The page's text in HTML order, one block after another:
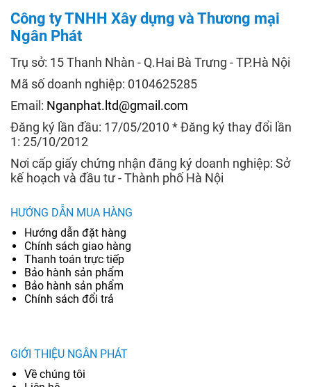
Công ty TNHH Xây dựng và Thương mại
Ngân Phát
Trụ sở: 15 Thanh Nhàn - Q.Hai Bà Trưng - TP.Hà Nội
Mã số doanh nghiệp: 0104625285
Email: Nganphat.ltd@gmail.com
Đăng ký lần đầu: 17/05/2010 * Đăng ký thay đổi lần
1: 25/10/2012
Nơi cấp giấy chứng nhận đăng ký doanh nghiệp: Sở
kế hoạch và đầu tư - Thành phố Hà Nội
HƯỚNG DẪN MUA HÀNG
Hướng dẫn đặt hàng
Chính sách giao hàng
Thanh toán trực tiếp
Bảo hành sản phẩm
Bảo hành sản phẩm
Chính sách đổi trả
GIỚI THIỆU NGÂN PHÁT
Về chúng tôi